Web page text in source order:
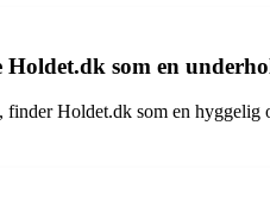
som en
finder Holdet.dk som en